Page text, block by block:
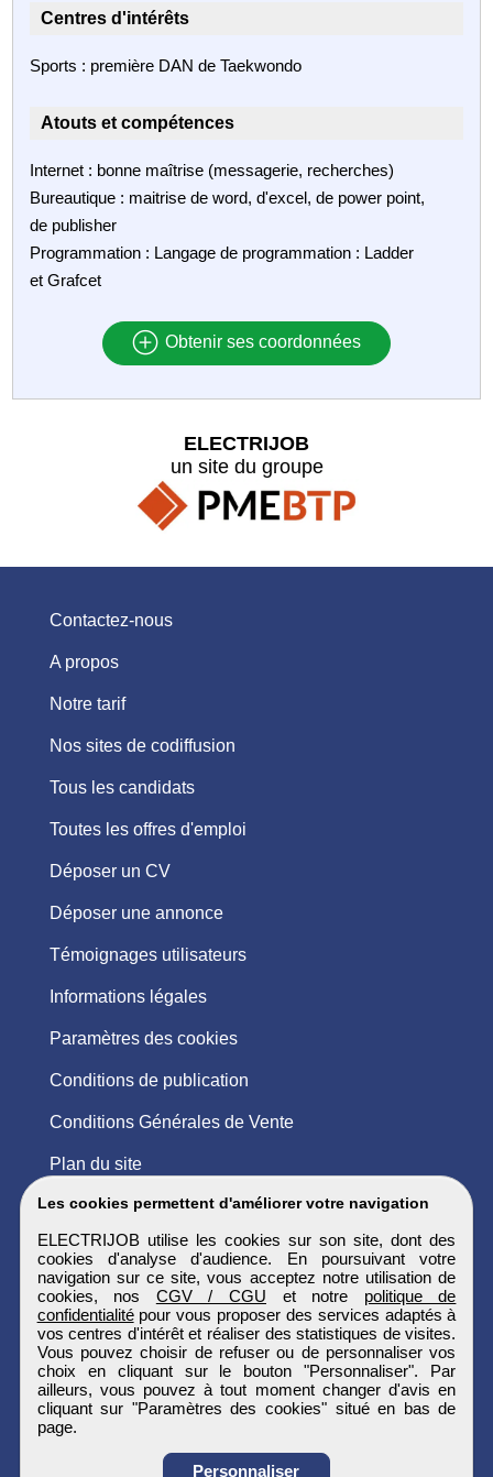
Centres d'intérêts
Sports : première DAN de Taekwondo
Atouts et compétences
Internet : bonne maîtrise (messagerie, recherches)
Bureautique : maitrise de word, d'excel, de power point,
de publisher
Programmation : Langage de programmation : Ladder
et Grafcet
Obtenir ses coordonnées
Les cookies permettent d'améliorer votre navigation
ELECTRIJOB utilise les cookies sur son site, dont des
cookies d'analyse d'audience. En poursuivant votre
navigation sur ce site, vous acceptez notre utilisation de
cookies, nos CGV / CGU et notre politique de
confidentialitépour vous proposer des services adaptés à
vos centres d'intérêt et réaliser des statistiques de visites.
Vous pouvez choisir de refuser ou de personnaliser vos
choix en cliquant sur le bouton "Personnaliser". Par
ailleurs, vous pouvez à tout moment changer d'avis en
cliquant sur "Paramètres des cookies" situé en bas de
page.
Personnaliser
ELECTRIJOB
un site du groupe
Contactez-nous
A propos
Notre tarif
Nos sites de codiffusion
Tous les candidats
Toutes les offres d'emploi
Déposer un CV
Déposer une annonce
Témoignages utilisateurs
Informations légales
Paramètres des cookies
Conditions de publication
Conditions Générales de Vente
Plan du site